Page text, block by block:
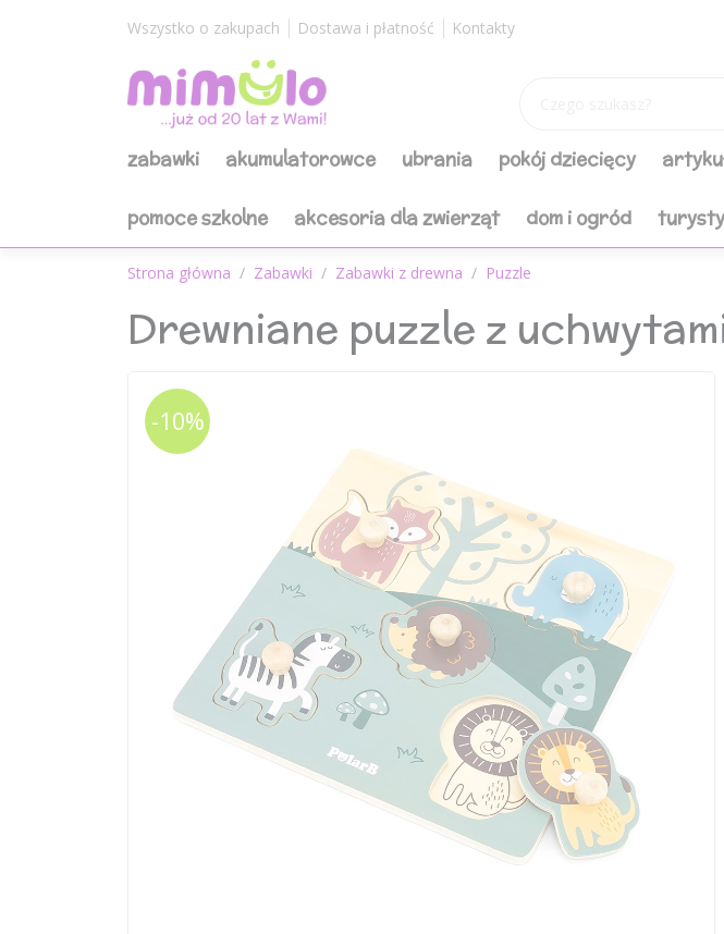
Wszystko o zakupach Dostawa i płatność Kontakty
zabawki akumulatorowce ubrania pokój dziecięcy
pomoce szkolne akcesoria dla zwierząt dom i ogród
Strona główna Zabawki Zabawki z drewna Puzzle
Drewniane puzzle z
-10%